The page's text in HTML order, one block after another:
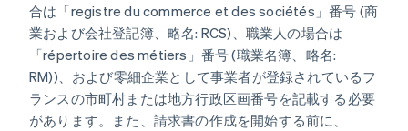
合は「registre du commerce et des sociétés」番号 (商
業および会社登記簿、略名: RCS)、職業人の場合は
「répertoire des métiers」番号 (職業名簿、略名:
RM))、および零細企業として事業者が登録されているフ
ランスの市町村または地方行政区画番号を記載する必要
があります。また、請求書の作成を開始する前に、